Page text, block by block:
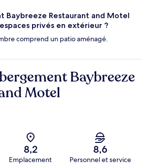
Baybreeze Restaurant and Motel
privés en extérieur ?
comprend un patio aménagé.
Baybreeze
Motel
8,2
Emplacement
8,6
Personnel et service